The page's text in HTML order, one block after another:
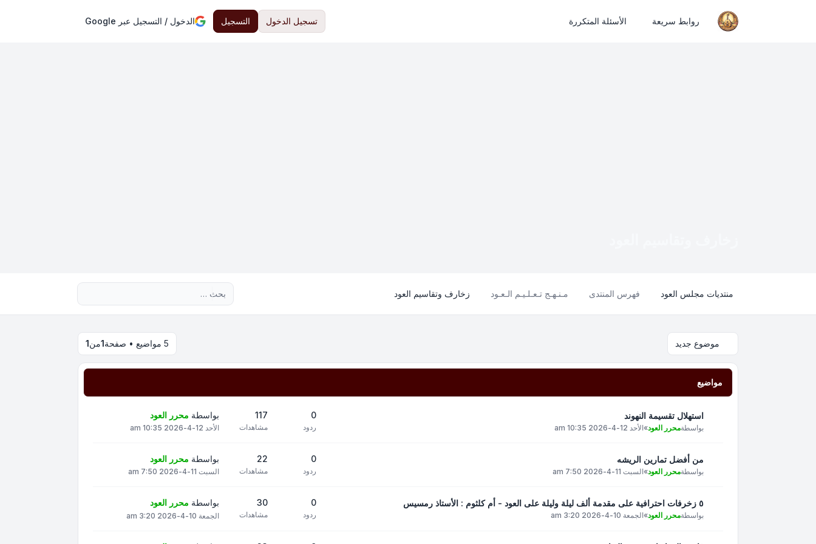
روابط سريعة الأسئلة المتكررة تسجيل الدخول التسجيل الدخول / التسجيل عبر Google
منتديات مجلس العود فهرس المنتدى مـنـهـج تـعـلـيـم الـعـود زخارف وتقاسيم العود
موضوع جديد 5 مواضيع • صفحة 1من1
مواضيع
استهلال تقسيمة النهوند
بواسطةمحرر العود»الأحد 12-4-2026 10:35 am
0
ردود
117
مشاهدات
بواسطة محرر العود
الأحد 12-4-2026 10:35 am
من أفضل تمارين الريشه
بواسطةمحرر العود»السبت 11-4-2026 7:50 am
0
ردود
22
مشاهدات
بواسطة محرر العود
السبت 11-4-2026 7:50 am
٥ زخرفات احترافية على مقدمة ألف ليلة وليلة على العود - أم كلثوم : الأستاذ رمسيس
بواسطةمحرر العود»الجمعة 10-4-2026 3:20 am
0
ردود
30
مشاهدات
بواسطة محرر العود
الجمعة 10-4-2026 3:20 am